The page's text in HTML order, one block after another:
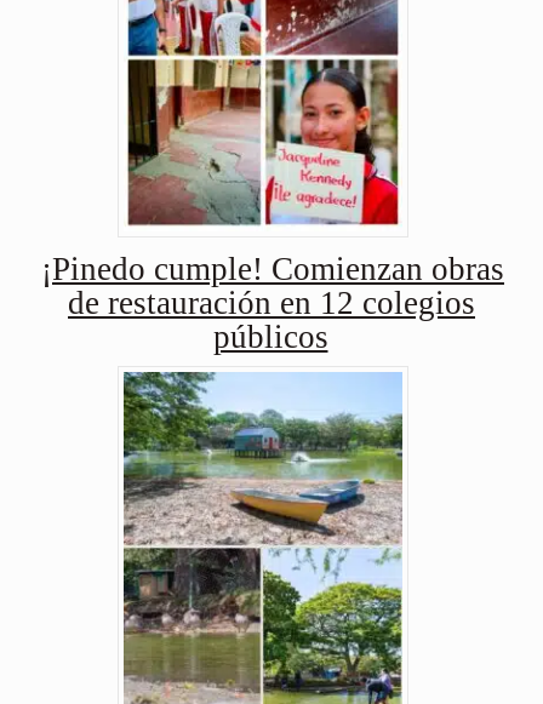
¡Pinedo cumple! Comienzan obras
de restauración en 12 colegios
públicos